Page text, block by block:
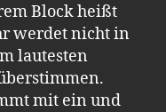
Block heißt
werdet nicht in
lautesten
mit ein und